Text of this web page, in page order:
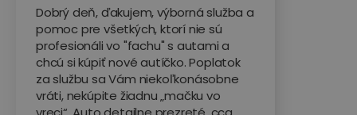
Dobrý deň, ďakujem, výborná služba a
pomoc pre všetkých, ktorí nie sú
profesionáli vo "fachu" s autami a
chcú si kúpiť nové autíčko. Poplatok
za službu sa Vám niekoľkonásobne
vráti, nekúpite žiadnu „mačku vo